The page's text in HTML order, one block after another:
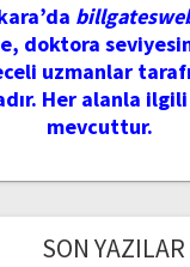
doktora
uzmanlar
Her alanla
mevcuttur.
SON YAZILAR